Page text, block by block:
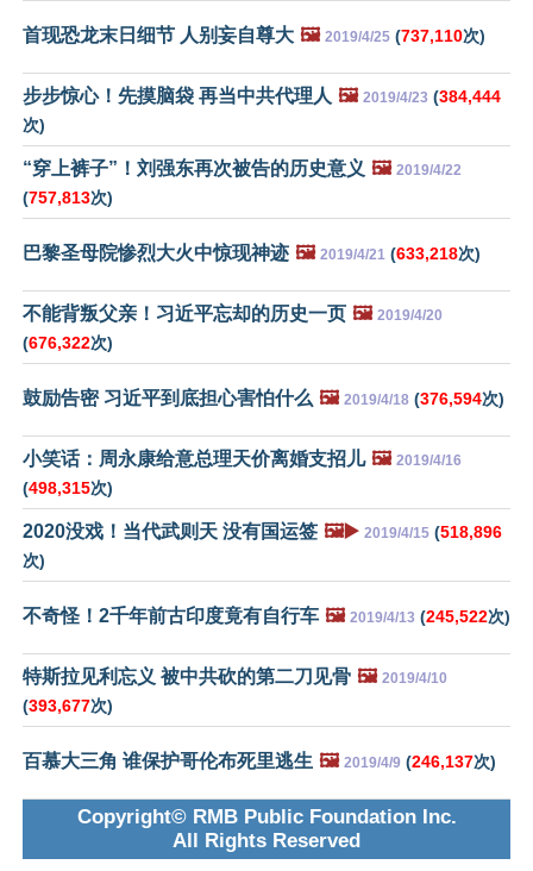
首现恐龙末日细节 人别妄自尊大 🖼️ 2019/4/25 (737,110次)
步步惊心！先摸脑袋 再当中共代理人 🖼️ 2019/4/23 (384,444
次)
“穿上裤子”！刘强东再次被告的历史意义 🖼️ 2019/4/22
(757,813次)
巴黎圣母院惨烈大火中惊现神迹 🖼️ 2019/4/21 (633,218次)
不能背叛父亲！习近平忘却的历史一页 🖼️ 2019/4/20
(676,322次)
鼓励告密 习近平到底担心害怕什么 🖼️ 2019/4/18 (376,594次)
小笑话：周永康给意总理天价离婚支招儿 🖼️ 2019/4/16
(498,315次)
2020没戏！当代武则天 没有国运签 🖼️▶️ 2019/4/15 (518,896
次)
不奇怪！2千年前古印度竟有自行车 🖼️ 2019/4/13 (245,522次)
特斯拉见利忘义 被中共砍的第二刀见骨 🖼️ 2019/4/10
(393,677次)
百慕大三角 谁保护哥伦布死里逃生 🖼️ 2019/4/9 (246,137次)
Copyright© RMB Public Foundation Inc.
All Rights Reserved